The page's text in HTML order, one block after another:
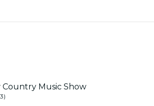
Music Show